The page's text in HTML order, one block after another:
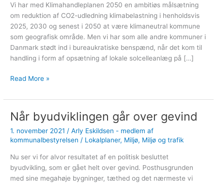
Vi har med Klimahandleplanen 2050 en ambitiøs målsætning
om reduktion af CO2-udledning klimabelastning i henholdsvis
2025, 2030 og senest i 2050 at være klimaneutral kommune
som geografisk område. Men vi har som alle andre kommuner i
Danmark stødt ind i bureaukratiske benspænd, når det kom til
handling i form af opsætning af lokale solcelleanlæg på […]
Nyt
og
fart
på
den
grønne
omstilling
Read More »
Når byudviklingen går over gevind
1. november 2021 /Arly Eskildsen - medlem af
kommunalbestyrelsen / Lokalplaner, Miljø, Miljø og trafik
Nu ser vi for alvor resultatet af en politisk besluttet
byudvikling, som er gået helt over gevind. Posthusgrunden
med sine megahøje bygninger, tæthed og det nærmeste vi